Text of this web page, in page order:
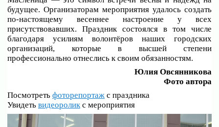
будущее. Организаторам мероприятия удалось создать
по-настоящему весеннее настроение у всех
присутствовавших. Праздник состоялся в том числе
благодаря усилиям волонтёров наших городских
организаций, которые в высшей степени
профессионально отнеслись к своим обязанностям.
Юлия Овсянникова
Фото автора
Посмотреть фоторепортаж с праздника
Увидеть видеоролик с мероприятия